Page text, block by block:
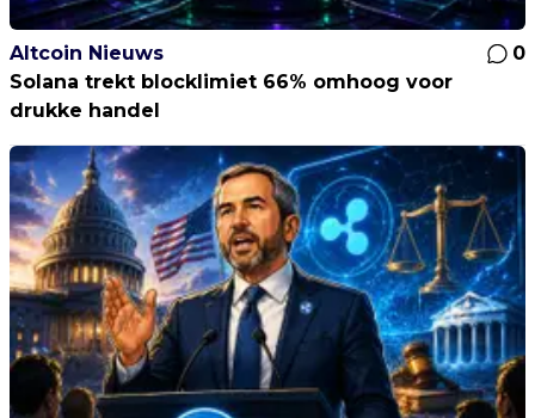
Altcoin Nieuws
0
Solana trekt blocklimiet 66% omhoog voor
drukke handel